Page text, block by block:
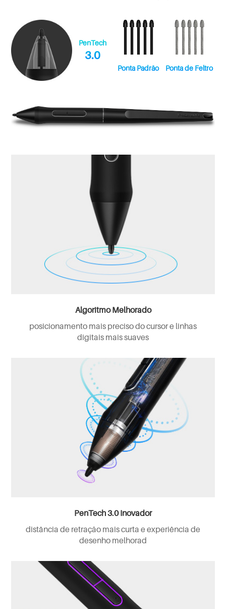
PenTech
3.0
Ponta Padrão Ponta de Feltro
Algoritmo Melhorado
posicionamento mais preciso do cursor e linhas
digitais mais suaves
PenTech 3.0 Inovador
distância de retração mais curta e experiência de
desenho melhorad